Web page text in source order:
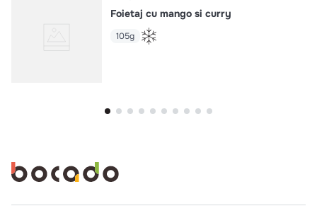
Foietaj cu mango si curry
105g